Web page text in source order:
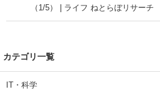
（1/5） | ライフ ねとらぼリサーチ
カテゴリ一覧
IT・科学